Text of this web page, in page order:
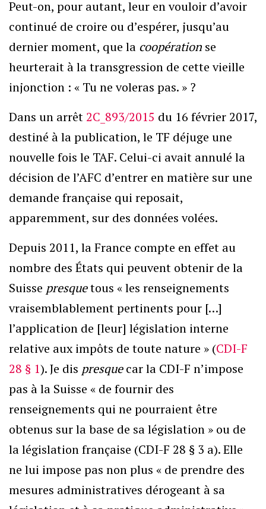
Peut-on, pour autant, leur en vouloir d’avoir
continué de croire ou d’espérer, jusqu’au
dernier moment, que la coopération se
heurterait à la transgression de cette vieille
injonction : « Tu ne voleras pas. » ?
Dans un arrêt 2C_893/2015 du 16 février 2017,
destiné à la publication, le TF déjuge une
nouvelle fois le TAF. Celui-ci avait annulé la
décision de l’AFC d’entrer en matière sur une
demande française qui reposait,
apparemment, sur des données volées.
Depuis 2011, la France compte en effet au
nombre des États qui peuvent obtenir de la
Suisse presquetous « les renseignements
vraisemblablement pertinents pour […]
l’application de [leur] législation interne
relative aux impôts de toute nature » (CDI-F
28 § 1). Je dis presquecar la CDI-F n’impose
pas à la Suisse « de fournir des
renseignements qui ne pourraient être
obtenus sur la base de sa législation » ou de
la législation française (CDI-F 28 § 3 a). Elle
ne lui impose pas non plus « de prendre des
mesures administratives dérogeant à sa